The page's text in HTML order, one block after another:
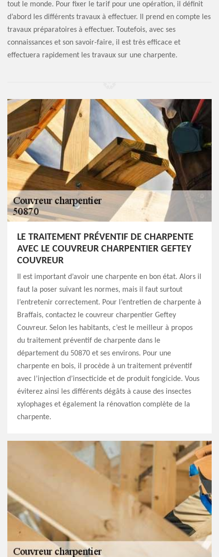
tout le monde. Pour fixer le tarif pour une opération, il définit
d’abord les différents travaux à effectuer. Il prend en compte les
travaux préparatoires à effectuer. Toutefois, avec ses
connaissances et son savoir-faire, il est très efficace et
effectuera rapidement les travaux sur une charpente.
LE TRAITEMENT PRÉVENTIF DE CHARPENTE
AVEC LE COUVREUR CHARPENTIER GEFTEY
COUVREUR
Il est important d’avoir une charpente en bon état. Alors il
faut la poser suivant les normes, mais il faut surtout
l’entretenir correctement. Pour l’entretien de charpente à
Braffais, contactez le couvreur charpentier Geftey
Couvreur. Selon les habitants, c’est le meilleur à propos
du traitement préventif de charpente dans le
département du 50870 et ses environs. Pour une
charpente en bois, il procède à un traitement préventif
avec l’injection d’insecticide et de produit fongicide. Vous
éviterez ainsi les différents dégâts à cause des insectes
xylophages et également la rénovation complète de la
charpente.